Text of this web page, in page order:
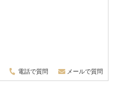
電話で質問 メールで質問